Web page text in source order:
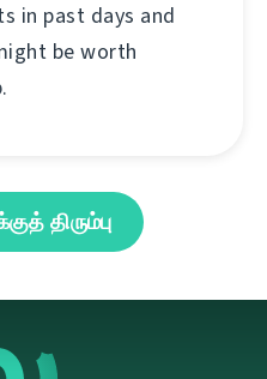
in past days and
be worth
திரும்பு